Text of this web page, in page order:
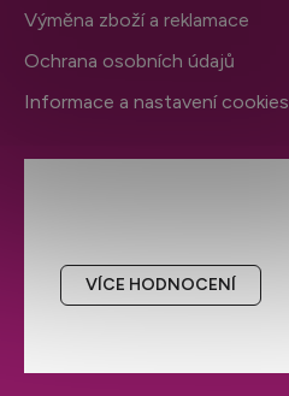
VÍCE HODNOCENÍ
Výměna zboží a reklamace
Ochrana osobních údajů
Informace a nastavení cookies